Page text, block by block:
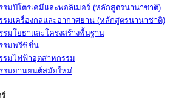
รมปิโตรเคมีและพอลิเมอร์ (หลักสูตรนานาชาติ)
รมเครื่องกลและอากาศยาน (หลักสูตรนานาชาติ)
รมโยธาและโครงสร้างพื้นฐาน
รมพรีซิชั่น
รมไฟฟ้าอุตสาหกรรม
รมยานยนต์สมัยใหม่